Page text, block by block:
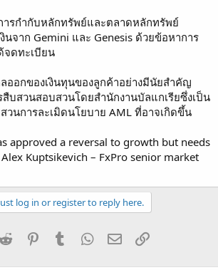
รกํากับหลักทรัพย์และตลาดหลักทรัพย์
นจาก Gemini และ Genesis ด้วยข้อหาการ
ดทะเบียน
ออกของเงินทุนของลูกค้าอย่างมีนัยสําคัญ
สืบสวนสอบสวนโดยสำนักงานบัลแกเรียซึ่งเป็น
วนการละเมิดนโยบาย AML ที่อาจเกิดขึ้น
approved a reversal to growth but needs
Kuptsikevich – FxPro senior market
log in or register to reply here.
Reddit PinterestTumblrWhatsApp
EmailLink